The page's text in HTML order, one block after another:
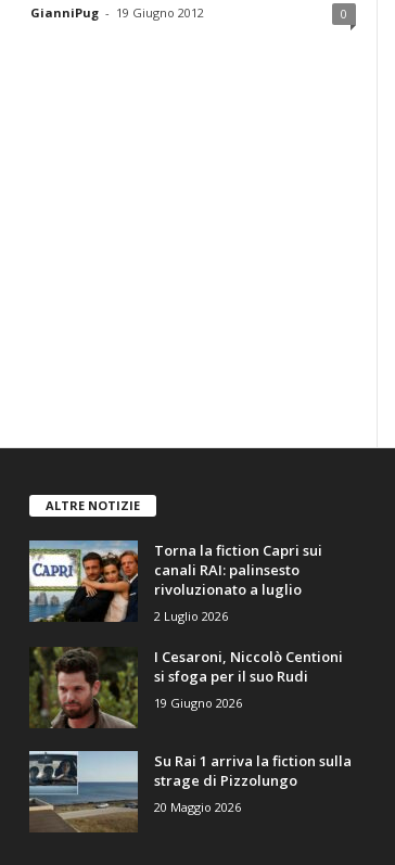
GianniPug - 19 Giugno 2012 0
ALTRE NOTIZIE
Torna la fiction Capri sui
canali RAI: palinsesto
rivoluzionato a luglio
2 Luglio 2026
I Cesaroni, Niccolò Centioni
si sfoga per il suo Rudi
19 Giugno 2026
Su Rai 1 arriva la fiction sulla
strage di Pizzolungo
20 Maggio 2026